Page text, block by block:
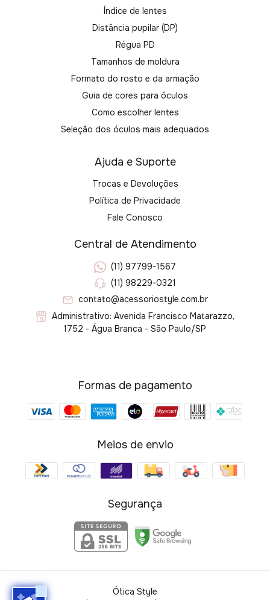
Índice de lentes
Distância pupilar (DP)
Régua PD
Tamanhos de moldura
Formato do rosto e da armação
Guia de cores para óculos
Como escolher lentes
Seleção dos óculos mais adequados
Ajuda e Suporte
Trocas e Devoluções
Política de Privacidade
Fale Conosco
Central de Atendimento
(11) 97799-1567
(11) 98229-0321
contato@acessoriostyle.com.br
Administrativo: Avenida Francisco Matarazzo,
1752 - Água Branca - São Paulo/SP
Formas de pagamento
Meios de envio
Segurança
Ótica Style